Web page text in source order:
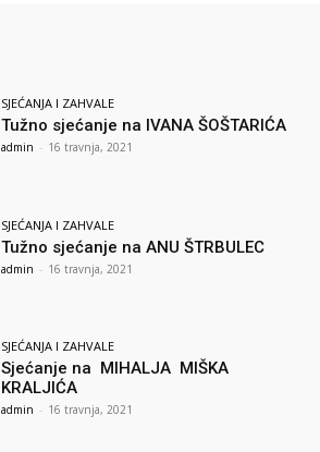
SJEĆANJA I ZAHVALE
Tužno sjećanje na IVANA ŠOŠTARIĆA
admin - 16 travnja, 2021
SJEĆANJA I ZAHVALE
Tužno sjećanje na ANU ŠTRBULEC
admin - 16 travnja, 2021
SJEĆANJA I ZAHVALE
Sjećanje na MIHALJA MIŠKA
KRALJIĆA
admin - 16 travnja, 2021